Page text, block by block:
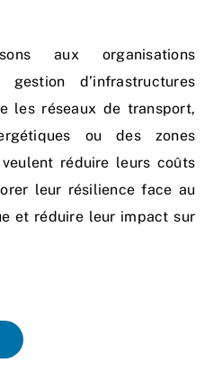
aux organisations
d’infrastructures
les réseaux de transport,
ou des zones
réduire leurs coûts
leur résilience face au
et réduire leur impact sur